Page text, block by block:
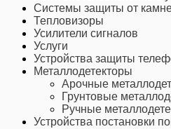
Системы защиты от
Тепловизоры
Усилители сигналов
Услуги
Устройства защиты
Металлодетекторы
Арочные
Грунтовые
Ручные
Устройства постановки